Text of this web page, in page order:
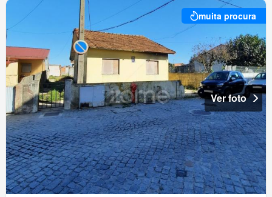
muita procura
Ver foto